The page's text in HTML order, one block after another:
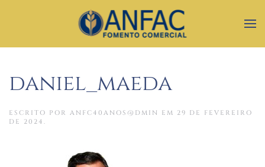
daniel_maeda
ESCRITO POR ANFC40ANOS@DMIN EM 29 DE FEVEREIRO
DE 2024 .